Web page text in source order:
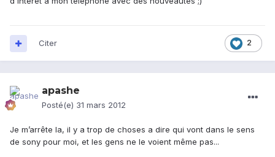
2
Citer
apashe
Posté(e) 31 mars 2012
Je m’arrête la, il y a trop de choses a dire qui vont dans le sens
de sony pour moi, et les gens ne le voient même pas...